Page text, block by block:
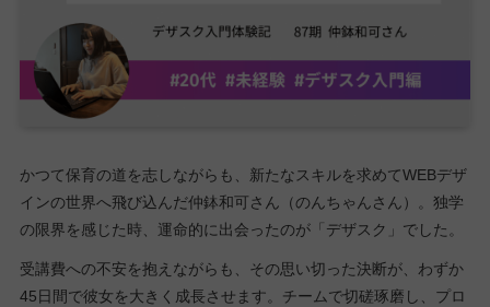
かつて保育の道を志しながらも、新たなスキルを求めてWEBデザ
インの世界へ飛び込んだ仲鉢和可さん（のんちゃんさん）。独学
の限界を感じた時、運命的に出会ったのが「デザスク」でした。
受講費への不安を抱えながらも、その思い切った決断が、わずか
45日間で彼女を大きく成長させます。チームで切磋琢磨し、プロ